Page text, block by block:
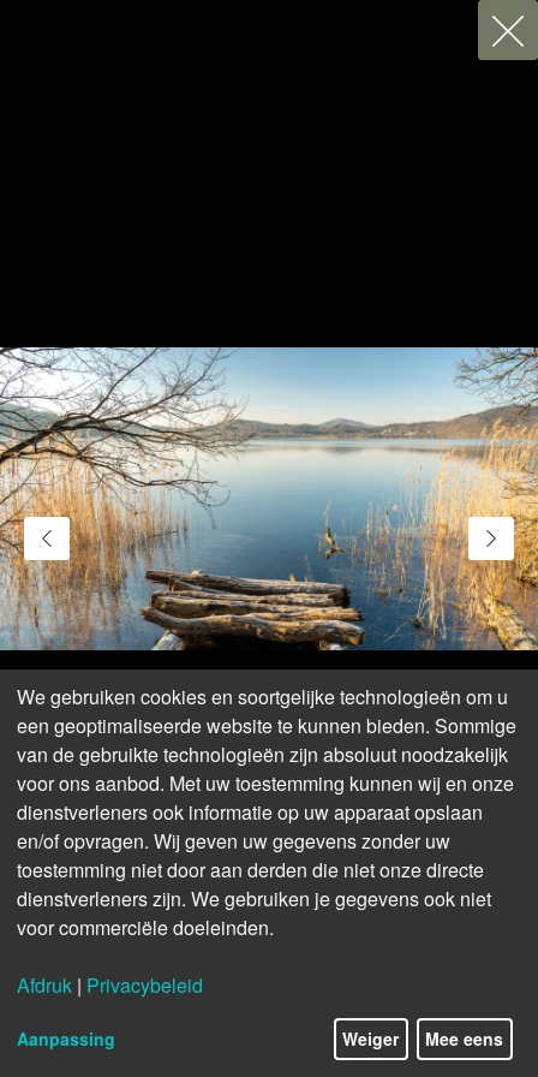
We gebruiken cookies en soortgelijke technologieën om u
een geoptimaliseerde website te kunnen bieden. Sommige
van de gebruikte technologieën zijn absoluut noodzakelijk
voor ons aanbod. Met uw toestemming kunnen wij en onze
dienstverleners ook informatie op uw apparaat opslaan
en/of opvragen. Wij geven uw gegevens zonder uw
toestemming niet door aan derden die niet onze directe
dienstverleners zijn. We gebruiken je gegevens ook niet
voor commerciële doeleinden.
Afdruk | Privacybeleid
Aanpassing Weiger Mee eens